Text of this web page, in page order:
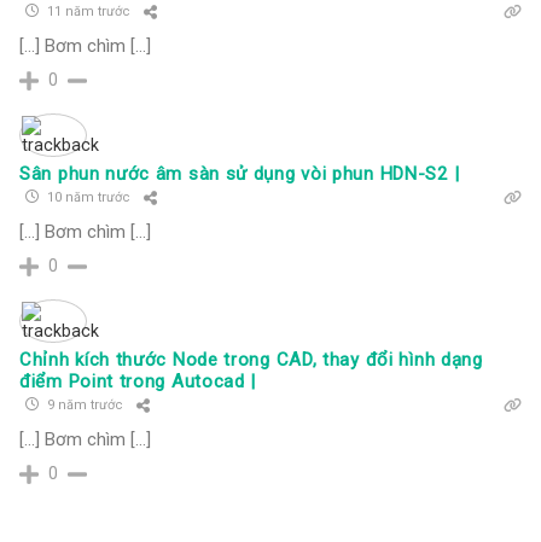
11 năm trước
[…] Bơm chìm […]
0
Sân phun nước âm sàn sử dụng vòi phun HDN-S2 |
10 năm trước
[…] Bơm chìm […]
0
Chỉnh kích thước Node trong CAD, thay đổi hình dạng
điểm Point trong Autocad |
9 năm trước
[…] Bơm chìm […]
0